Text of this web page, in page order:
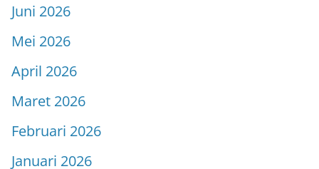
Juni 2026
Mei 2026
April 2026
Maret 2026
Februari 2026
Januari 2026